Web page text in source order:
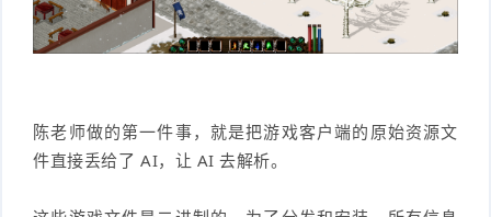
陈老师做的第一件事，就是把游戏客户端的原始资源文
件直接丢给了 AI，让 AI 去解析。